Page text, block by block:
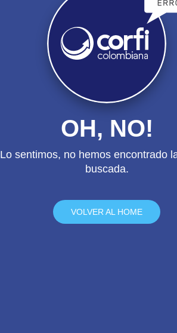
OH, NO!
Lo sentimos, no hemos encontrado
buscada.
VOLVER AL HOME